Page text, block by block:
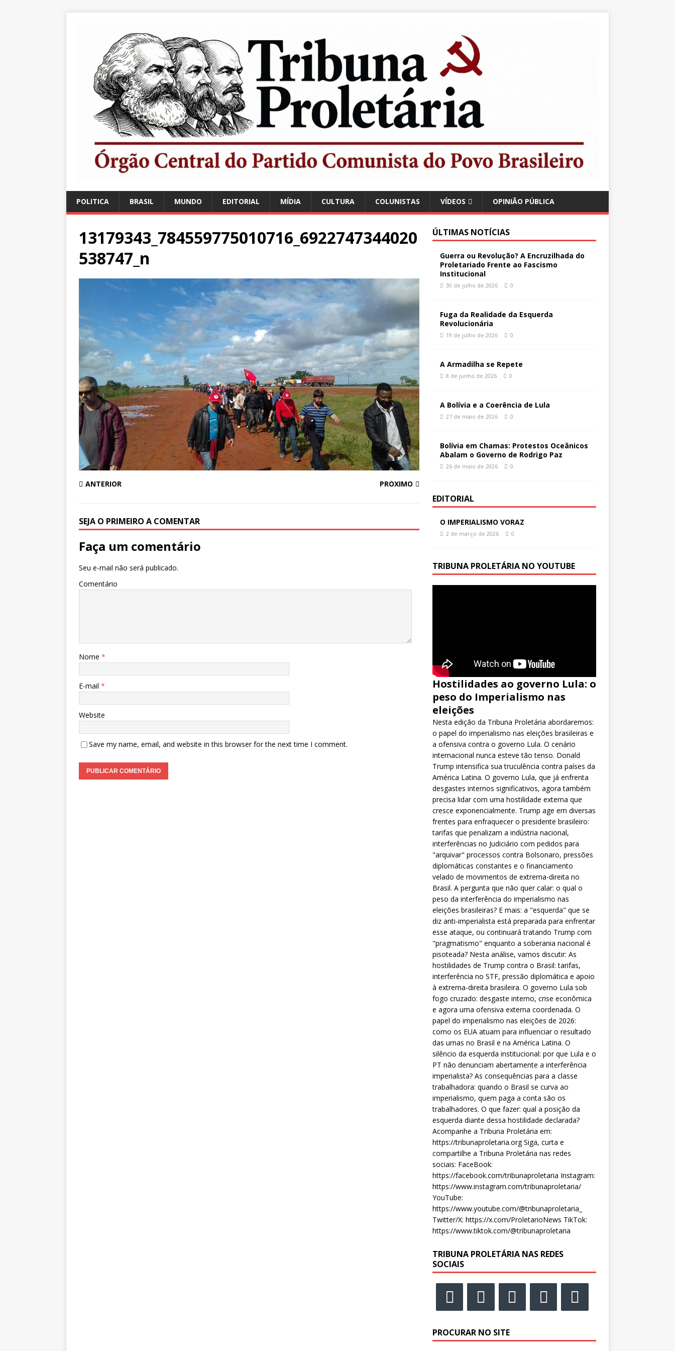
POLITICA BRASIL MUNDO EDITORIAL MÍDIA CULTURA COLUNISTAS VÍDEOS OPINIÃO PÚBLICA
13179343_784559775010716_6922747344020
538747_n
ANTERIOR PRÓXIMO
SEJA O PRIMEIRO A COMENTAR
Faça um comentário
Seu e-mail não será publicado.
Comentário
Nome *
E-mail *
Website
Save my name, email, and website in this browser for the next time I comment.
ÚLTIMAS NOTÍCIAS
Guerra ou Revolução? A Encruzilhada do
Proletariado Frente ao Fascismo
Institucional
30 de julho de 2026 0
Fuga da Realidade da Esquerda
Revolucionária
19 de julho de 2026 0
A Armadilha se Repete
8 de junho de 2026 0
A Bolívia e a Coerência de Lula
27 de maio de 2026 0
Bolívia em Chamas: Protestos Oceânicos
Abalam o Governo de Rodrigo Paz
26 de maio de 2026 0
EDITORIAL
O IMPERIALISMO VORAZ
2 de março de 2026 0
TRIBUNA PROLETÁRIA NO YOUTUBE
Hostilidades ao governo Lula: o
peso do Imperialismo nas
eleições
Nesta edição da Tribuna Proletária abordaremos:
o papel do imperialismo nas eleições brasileiras e
a ofensiva contra o governo Lula. O cenário
internacional nunca esteve tão tenso. Donald
Trump intensifica sua truculência contra países da
América Latina. O governo Lula, que já enfrenta
desgastes internos significativos, agora também
precisa lidar com uma hostilidade externa que
cresce exponencialmente. Trump age em diversas
frentes para enfraquecer o presidente brasileiro:
tarifas que penalizam a indústria nacional,
interferências no Judiciário com pedidos para
"arquivar" processos contra Bolsonaro, pressões
diplomáticas constantes e o financiamento
velado de movimentos de extrema-direita no
Brasil. A pergunta que não quer calar: o qual o
peso da interferência do imperialismo nas
eleições brasileiras? E mais: a "esquerda" que se
diz anti-imperialista está preparada para enfrentar
esse ataque, ou continuará tratando Trump com
"pragmatismo" enquanto a soberania nacional é
pisoteada? Nesta análise, vamos discutir: As
hostilidades de Trump contra o Brasil: tarifas,
interferência no STF, pressão diplomática e apoio
à extrema-direita brasileira. O governo Lula sob
fogo cruzado: desgaste interno, crise econômica
e agora uma ofensiva externa coordenada. O
papel do imperialismo nas eleições de 2026:
como os EUA atuam para influenciar o resultado
das urnas no Brasil e na América Latina. O
silêncio da esquerda institucional: por que Lula e o
PT não denunciam abertamente a interferência
imperialista? As consequências para a classe
trabalhadora: quando o Brasil se curva ao
imperialismo, quem paga a conta são os
trabalhadores. O que fazer: qual a posição da
esquerda diante dessa hostilidade declarada?
Acompanhe a Tribuna Proletária em:
https://tribunaproletaria.org Siga, curta e
compartilhe a Tribuna Proletária nas redes
sociais: FaceBook:
https://facebook.com/tribunaproletaria Instagram:
https://www.instagram.com/tribunaproletaria/
YouTube:
https://www.youtube.com/@tribunaproletaria_
Twitter/X: https://x.com/ProletarioNews TikTok:
https://www.tiktok.com/@tribunaproletaria
TRIBUNA PROLETÁRIA NAS REDES
SOCIAIS
PROCURAR NO SITE